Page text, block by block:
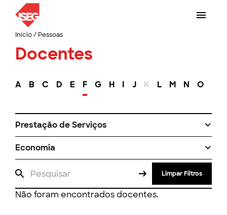
Início/ Pessoas
Docentes
A B C D E F G H I J K L M N O
Prestação de Serviços
Economia
Limpar Filtros
Não foram encontrados docentes.